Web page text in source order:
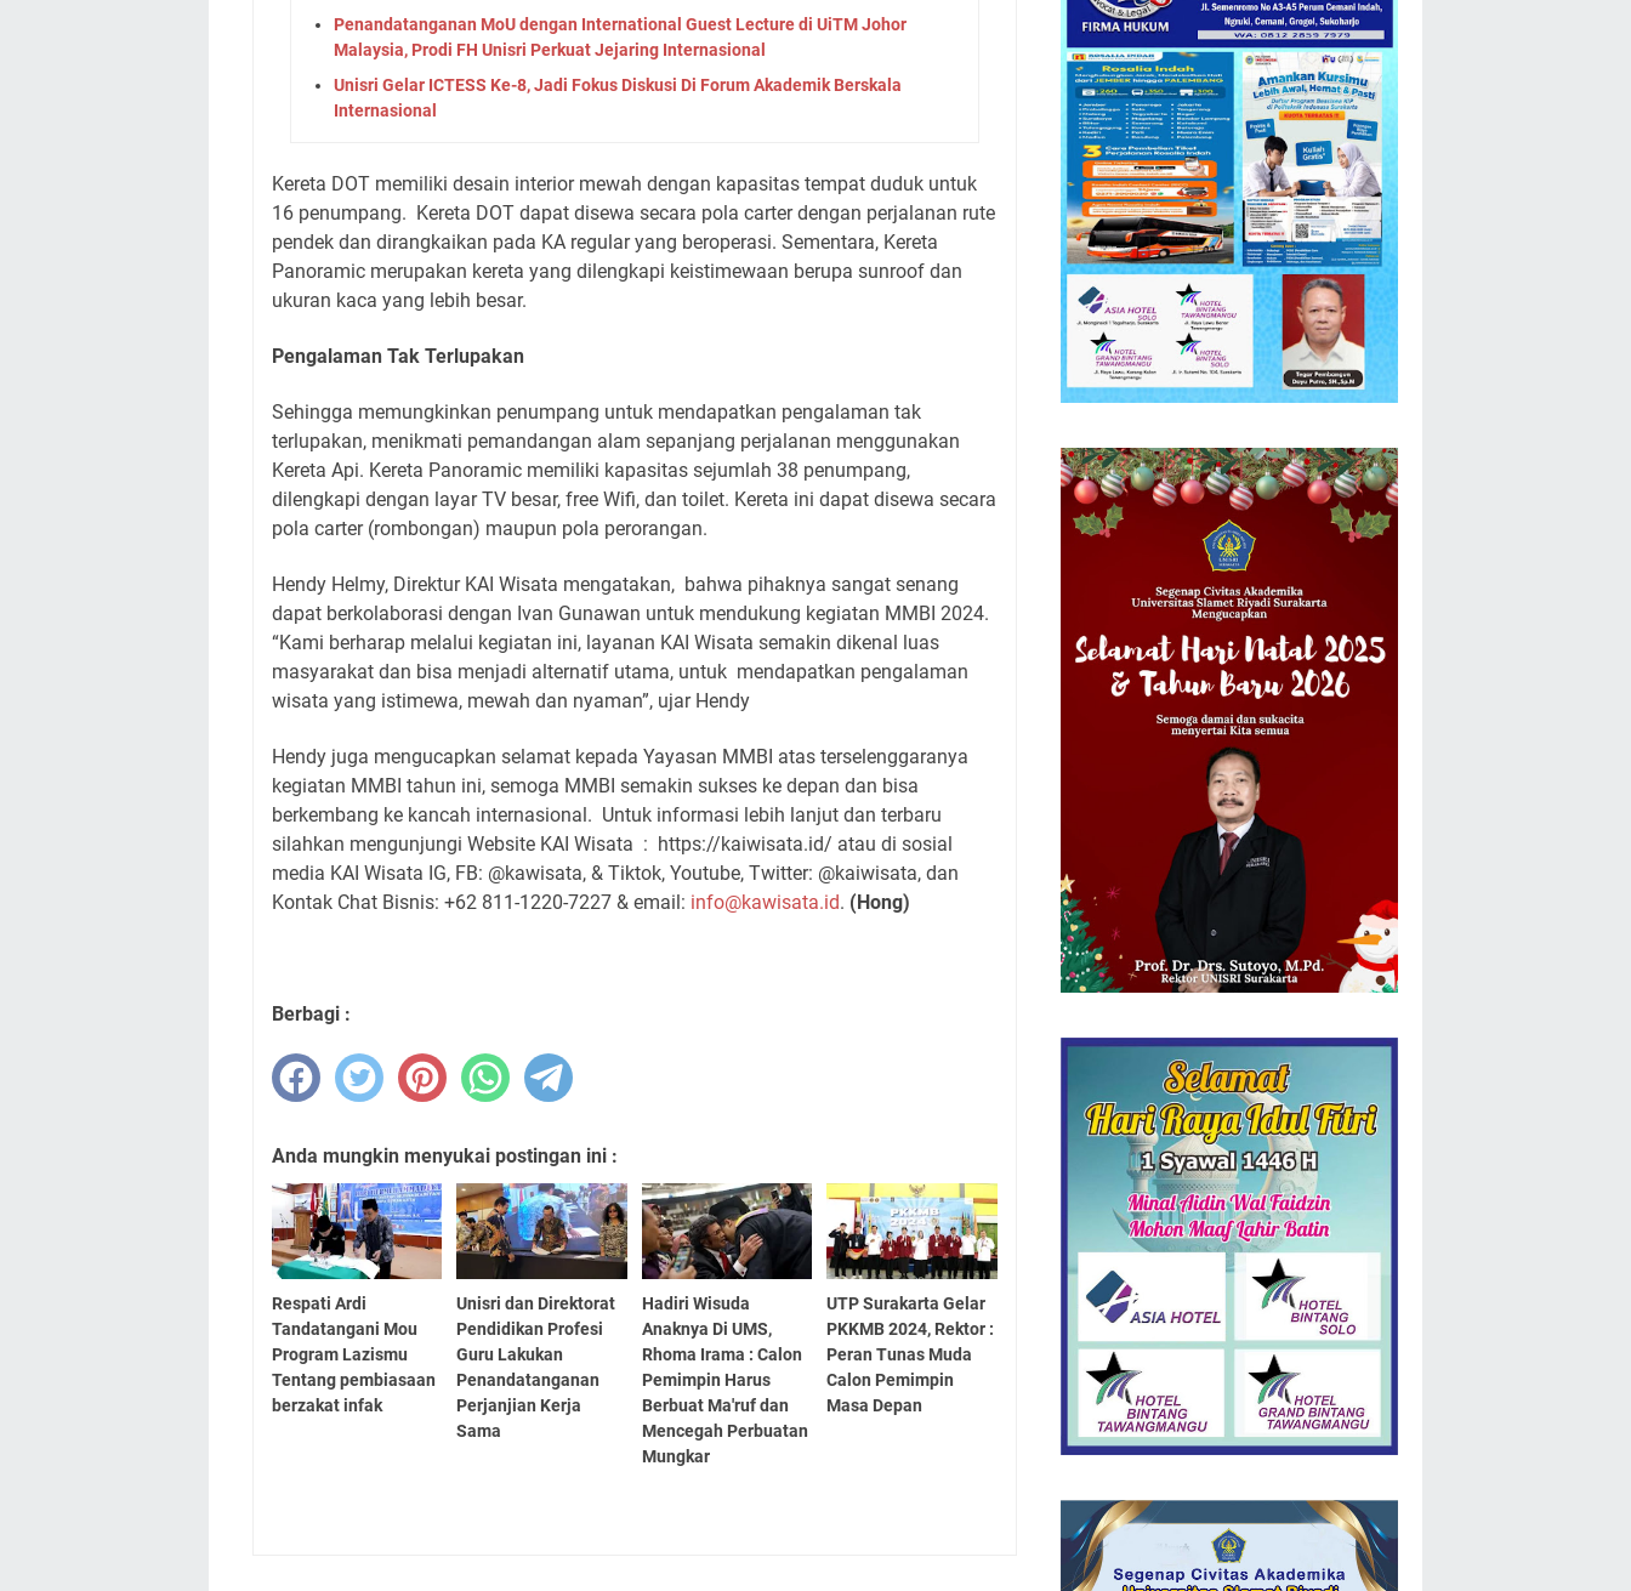
Penandatanganan MoU dengan International Guest Lecture di UiTM Johor
Malaysia, Prodi FH Unisri Perkuat Jejaring Internasional
Unisri Gelar ICTESS Ke-8, Jadi Fokus Diskusi Di Forum Akademik Berskala
Internasional
Kereta DOT memiliki desain interior mewah dengan kapasitas tempat duduk untuk
16 penumpang. Kereta DOT dapat disewa secara pola carter dengan perjalanan rute
pendek dan dirangkaikan pada KA regular yang beroperasi. Sementara, Kereta
Panoramic merupakan kereta yang dilengkapi keistimewaan berupa sunroof dan
ukuran kaca yang lebih besar.
Pengalaman Tak Terlupakan
Sehingga memungkinkan penumpang untuk mendapatkan pengalaman tak
terlupakan, menikmati pemandangan alam sepanjang perjalanan menggunakan
Kereta Api. Kereta Panoramic memiliki kapasitas sejumlah 38 penumpang,
dilengkapi dengan layar TV besar, free Wifi, dan toilet. Kereta ini dapat disewa secara
pola carter (rombongan) maupun pola perorangan.
Hendy Helmy, Direktur KAI Wisata mengatakan, bahwa pihaknya sangat senang
dapat berkolaborasi dengan Ivan Gunawan untuk mendukung kegiatan MMBI 2024.
“Kami berharap melalui kegiatan ini, layanan KAI Wisata semakin dikenal luas
masyarakat dan bisa menjadi alternatif utama, untuk mendapatkan pengalaman
wisata yang istimewa, mewah dan nyaman”, ujar Hendy
Hendy juga mengucapkan selamat kepada Yayasan MMBI atas terselenggaranya
kegiatan MMBI tahun ini, semoga MMBI semakin sukses ke depan dan bisa
berkembang ke kancah internasional. Untuk informasi lebih lanjut dan terbaru
silahkan mengunjungi Website KAI Wisata : https://kaiwisata.id/ atau di sosial
media KAI Wisata IG, FB: @kawisata, & Tiktok, Youtube, Twitter: @kaiwisata, dan
Kontak Chat Bisnis: +62 811-1220-7227 & email: info@kawisata.id. (Hong)
Berbagi :
Anda mungkin menyukai postingan ini :
Respati Ardi
Tandatangani Mou
Program Lazismu
Tentang pembiasaan
berzakat infak
Unisri dan Direktorat
Pendidikan Profesi
Guru Lakukan
Penandatanganan
Perjanjian Kerja
Sama
Hadiri Wisuda
Anaknya Di UMS,
Rhoma Irama : Calon
Pemimpin Harus
Berbuat Ma'ruf dan
Mencegah Perbuatan
Mungkar
UTP Surakarta Gelar
PKKMB 2024, Rektor :
Peran Tunas Muda
Calon Pemimpin
Masa Depan